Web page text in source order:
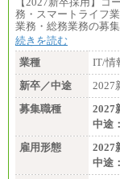
務・スマートライフ
業務・総務業務の募
続きを読む
業種
IT/情
新卒／中途
2027
募集職種
2027
中途：
雇用形態
2027
中途：